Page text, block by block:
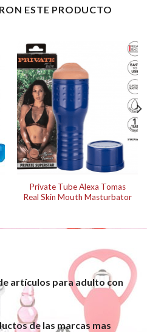
ESTE PRODUCTO
Private Tube Alexa Tomas
Real Skin Mouth Masturbator
artículos para adulto con
de las marcas mas